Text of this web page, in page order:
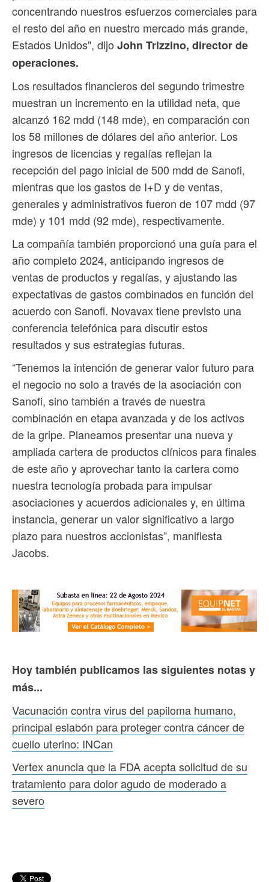
concentrando nuestros esfuerzos comerciales para
el resto del año en nuestro mercado más grande,
Estados Unidos", dijo John Trizzino, director de
operaciones.
Los resultados financieros del segundo trimestre
muestran un incremento en la utilidad neta, que
alcanzó 162 mdd (148 mde), en comparación con
los 58 millones de dólares del año anterior. Los
ingresos de licencias y regalías reflejan la
recepción del pago inicial de 500 mdd de Sanofi,
mientras que los gastos de I+D y de ventas,
generales y administrativos fueron de 107 mdd (97
mde) y 101 mdd (92 mde), respectivamente.
La compañía también proporcionó una guía para el
año completo 2024, anticipando ingresos de
ventas de productos y regalías, y ajustando las
expectativas de gastos combinados en función del
acuerdo con Sanofi. Novavax tiene previsto una
conferencia telefónica para discutir estos
resultados y sus estrategias futuras.
“Tenemos la intención de generar valor futuro para
el negocio no solo a través de la asociación con
Sanofi, sino también a través de nuestra
combinación en etapa avanzada y de los activos
de la gripe. Planeamos presentar una nueva y
ampliada cartera de productos clínicos para finales
de este año y aprovechar tanto la cartera como
nuestra tecnología probada para impulsar
asociaciones y acuerdos adicionales y, en última
instancia, generar un valor significativo a largo
plazo para nuestros accionistas”, manifiesta
Jacobs.
Hoy también publicamos las siguientes notas y
más...
Vacunación contra virus del papiloma humano,
principal eslabón para proteger contra cáncer de
cuello uterino: INCan
Vertex anuncia que la FDA acepta solicitud de su
tratamiento para dolor agudo de moderado a
severo